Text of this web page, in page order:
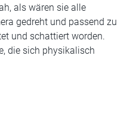
als wären sie alle
gedreht und passend zu
und schattiert worden.
die sich physikalisch